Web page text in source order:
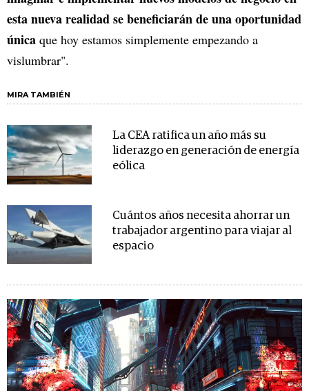
esta nueva realidad se beneficiarán de una oportunidad
única que hoy estamos simplemente empezando a
vislumbrar".
MIRA TAMBIÉN
La CEA ratifica un año más su
liderazgo en generación de energía
eólica
Cuántos años necesita ahorrar un
trabajador argentino para viajar al
espacio